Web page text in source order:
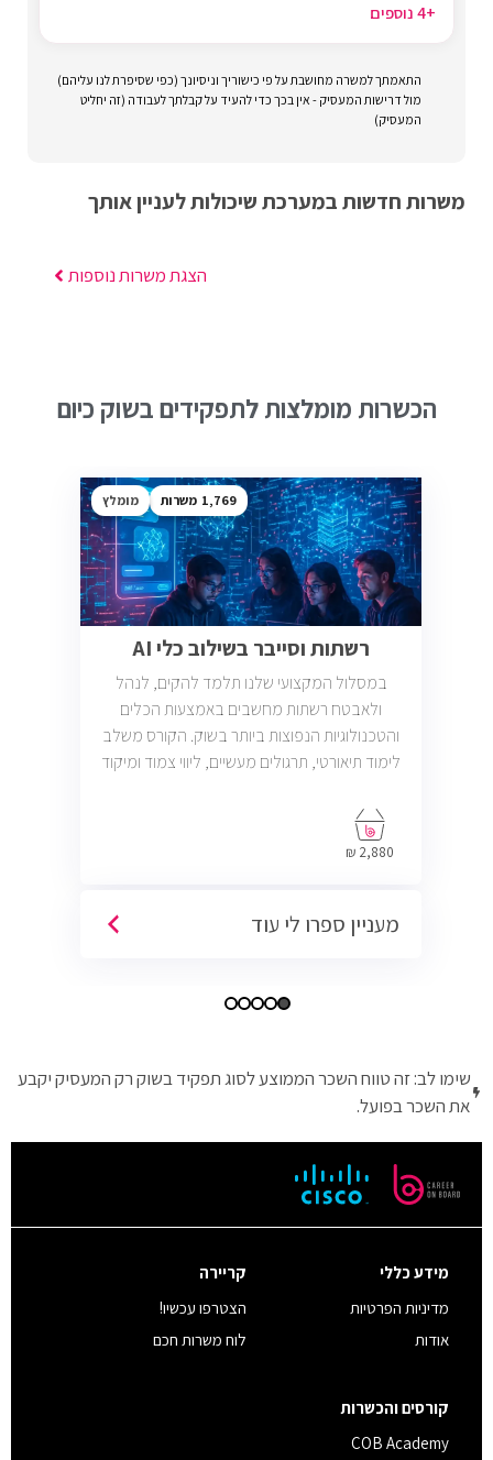
+4 נוספים
התאמתך למשרה מחושבת על פי כישוריך וניסיונך (כפי שסיפרת לנו עליהם)
מול דרישות המעסיק - אין בכך כדי להעיד על קבלתך לעבודה (זה יחליט
המעסיק)
משרות חדשות במערכת שיכולות לעניין אותך
הצגת משרות נוספות
הכשרות מומלצות לתפקידים בשוק כיום
1,769 מומלץ
רשתות וסייבר בשילוב כלי AI
במסלול המקצועי שלנו תלמד להקים, לנהל
ולאבטח רשתות מחשבים באמצעות הכלים
והטכנולוגיות הנפוצות ביותר בשוק. הקורס משלב
לימוד תיאורטי, תרגולים מעשיים, ליווי צמוד ומיקוד
2,880 ₪
מעניין ספרו לי עוד
שימו לב: זה טווח השכר הממוצע לסוג תפקיד בשוק רק המעסיק יקבע
את השכר בפועל.
מידע כללי
מדיניות הפרטיות
אודות
קריירה
הצטרפו עכשיו!
לוח משרות חכם
קורסים והכשרות
COB Academy